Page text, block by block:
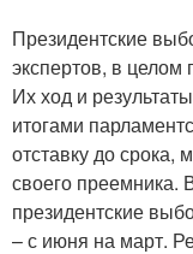
Президентские
экспертов, в
Их ход и
итогами
отставку до срока,
своего преемника.
президентские
– с июня на март.